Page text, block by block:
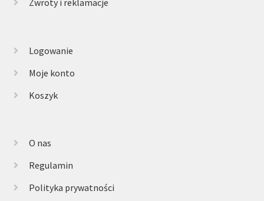
Zwroty i reklamacje
Logowanie
Moje konto
Koszyk
O nas
Regulamin
Polityka prywatności